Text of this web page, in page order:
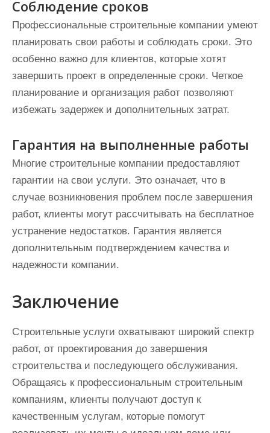
Соблюдение сроков
Профессиональные строительные компании умеют
планировать свои работы и соблюдать сроки. Это
особенно важно для клиентов, которые хотят
завершить проект в определенные сроки. Четкое
планирование и организация работ позволяют
избежать задержек и дополнительных затрат.
Гарантия на выполненные работы
Многие строительные компании предоставляют
гарантии на свои услуги. Это означает, что в
случае возникновения проблем после завершения
работ, клиенты могут рассчитывать на бесплатное
устранение недостатков. Гарантия является
дополнительным подтверждением качества и
надежности компании.
Заключение
Строительные услуги охватывают широкий спектр
работ, от проектирования до завершения
строительства и последующего обслуживания.
Обращаясь к профессиональным строительным
компаниям, клиенты получают доступ к
качественным услугам, которые помогут